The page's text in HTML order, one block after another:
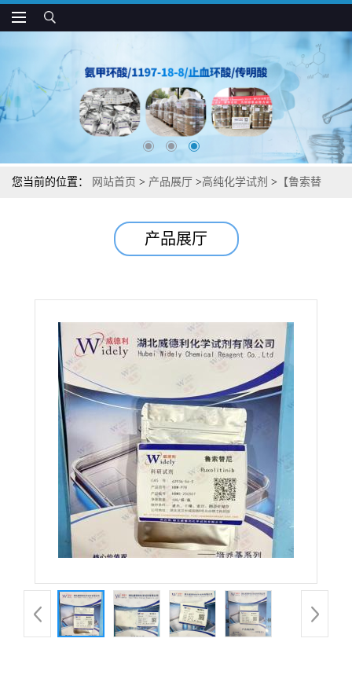
您当前的位置： 网站首页 > 产品展厅 >高纯化学试剂 > 【鲁索替
产品展厅